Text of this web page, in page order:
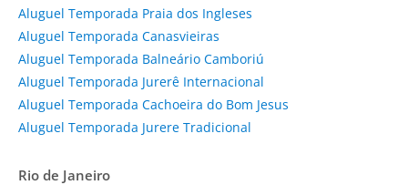
Aluguel Temporada Praia dos Ingleses
Aluguel Temporada Canasvieiras
Aluguel Temporada Balneário Camboriú
Aluguel Temporada Jurerê Internacional
Aluguel Temporada Cachoeira do Bom Jesus
Aluguel Temporada Jurere Tradicional
Rio de Janeiro